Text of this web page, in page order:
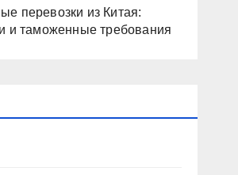
перевозки из Китая:
и таможенные требования